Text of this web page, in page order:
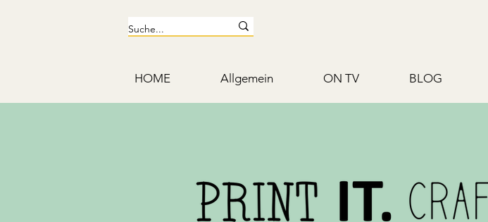
HOME Allgemein ON TV BLOG